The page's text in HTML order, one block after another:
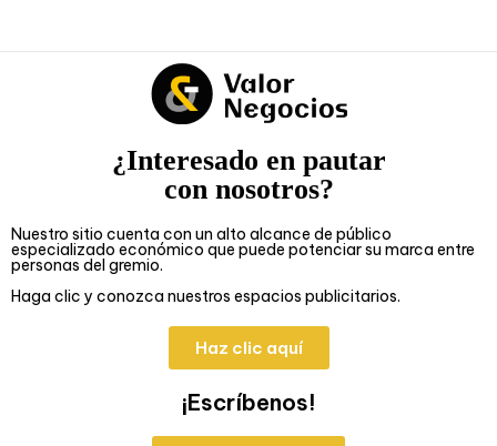
¿Interesado en pautar
con nosotros?
Nuestro sitio cuenta con un alto alcance de público
especializado económico que puede potenciar su marca entre
personas del gremio.
Haga clic y conozca nuestros espacios publicitarios.
Haz clic aquí
¡Escríbenos!